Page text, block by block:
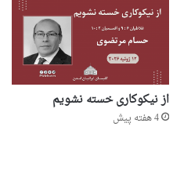
از نیکوکاری خسته نشویم
4 هفته پیش